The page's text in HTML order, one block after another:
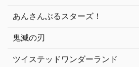
あんさんぶるスターズ！
鬼滅の刃
ツイステッドワンダーランド